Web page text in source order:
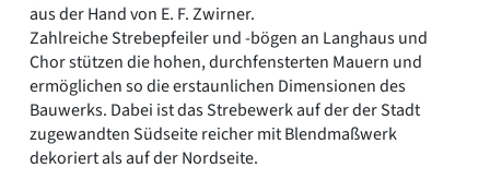
aus der Hand von E. F. Zwirner.
Zahlreiche Strebepfeiler und -bögen an Langhaus und
Chor stützen die hohen, durchfensterten Mauern und
ermöglichen so die erstaunlichen Dimensionen des
Bauwerks. Dabei ist das Strebewerk auf der der Stadt
zugewandten Südseite reicher mit Blendmaßwerk
dekoriert als auf der Nordseite.